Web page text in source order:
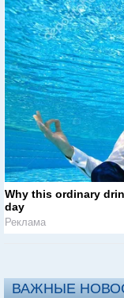
Why this ordinary
day
Реклама
ВАЖНЫЕ